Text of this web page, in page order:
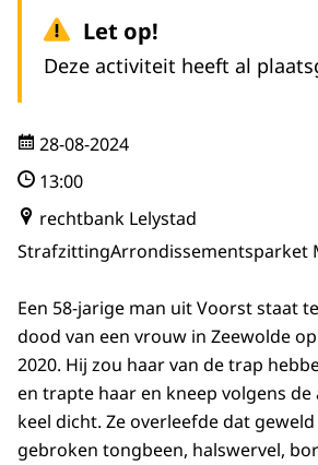
Let op!
Deze activiteit heeft al
28-08-2024
13:00
rechtbank Lelystad
StrafzittingArrondissementsparket
Een 58-jarige man uit Voorst staat
dood van een vrouw in Zeewolde
2020. Hij zou haar van de trap
en trapte haar en kneep volgens
keel dicht. Ze overleefde dat
gebroken tongbeen, halswervel,